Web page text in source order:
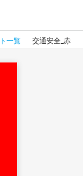
一覧 交通安全_赤